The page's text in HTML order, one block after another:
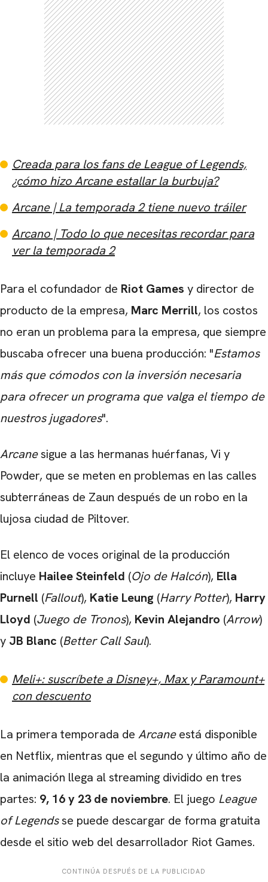
Creada para los fans de League of Legends,
¿cómo hizo Arcane estallar la burbuja?
Arcane | La temporada 2 tiene nuevo tráiler
Arcano | Todo lo que necesitas recordar para
ver la temporada 2
Para el cofundador de Riot Games y director de
producto de la empresa, Marc Merrill, los costos
no eran un problema para la empresa, que siempre
buscaba ofrecer una buena producción: "Estamos
más que cómodos con la inversión necesaria
para ofrecer un programa que valga el tiempo de
nuestros jugadores".
Arcanesigue a las hermanas huérfanas, Vi y
Powder, que se meten en problemas en las calles
subterráneas de Zaun después de un robo en la
lujosa ciudad de Piltover.
El elenco de voces original de la producción
incluye Hailee Steinfeld (Ojo de Halcón), Ella
Purnell (Fallout), Katie Leung (Harry Potter), Harry
Lloyd (Juego de Tronos), Kevin Alejandro (Arrow)
y JB Blanc (Better Call Saul).
Meli+: suscríbete a Disney+, Max y Paramount+
con descuento
La primera temporada de Arcaneestá disponible
en Netflix, mientras que el segundo y último año de
la animación llega al streaming dividido en tres
partes: 9, 16 y 23 de noviembre. El juego League
of Legendsse puede descargar de forma gratuita
desde el sitio web del desarrollador Riot Games.
CONTINÚA DESPUÉS DE LA PUBLICIDAD
CARREGANDO PUBLICIDADE